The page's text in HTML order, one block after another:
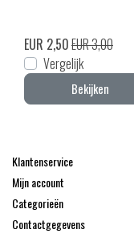
EUR 2,50EUR 3,00
Vergelijk
Bekijken
Klantenservice
Mijn account
Categorieën
Contactgegevens